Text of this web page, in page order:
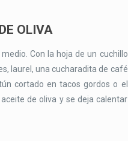
OLIVA
Con la hoja de un cuchillo
laurel, una cucharadita de café
cortado en tacos gordos o el
de oliva y se deja calentar